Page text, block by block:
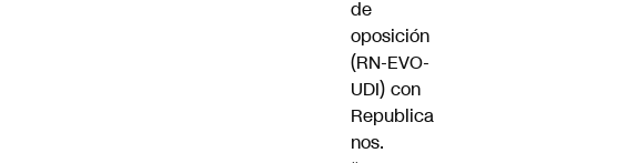
de
oposición
(RN-EVO-
UDI) con
Republica
nos.